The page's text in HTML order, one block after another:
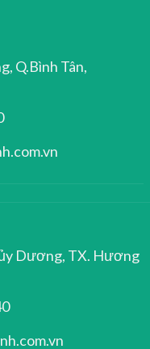
Q.Bình Tân,
Dương, TX. Hương